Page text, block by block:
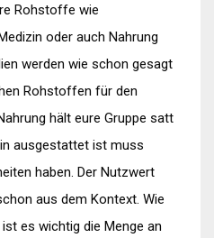
Rohstoffe wie
oder auch Nahrung
werden wie schon gesagt
Rohstoffen für den
hält eure Gruppe satt
ausgestattet ist muss
haben. Der Nutzwert
aus dem Kontext. Wie
es wichtig die Menge an